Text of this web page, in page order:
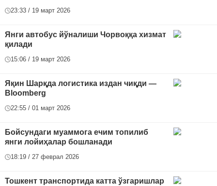
23:33 / 19 март 2026
Янги автобус йўналиши Чорвоққа хизмат
қилади
15:06 / 19 март 2026
Яқин Шарқда логистика издан чиқди —
Bloomberg
22:55 / 01 март 2026
Бойсундаги муаммога ечим топилиб
янги лойиҳалар бошланади
18:19 / 27 феврал 2026
Тошкент транспортида катта ўзгаришлар